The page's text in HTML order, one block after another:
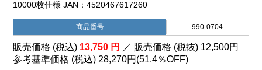
10000枚仕様 JAN：4520467617260
商品番号 990-0704
販売価格 (税込) 13,750 円 ／ 販売価格 (税抜) 12,500円
参考基準価格 (税込) 28,270円 (51.4％OFF)